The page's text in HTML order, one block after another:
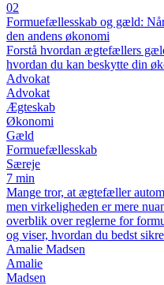
02
Formuefællesskab og gæld:
den andens økonomi
Forstå hvordan ægtefællers
hvordan du kan beskytte din
Advokat
Advokat
Ægteskab
Økonomi
Gæld
Formuefællesskab
Særeje
7 min
Mange tror, at ægtefæller
men virkeligheden er mere
overblik over reglerne for
og viser, hvordan du bedst
Amalie Madsen
Amalie
Madsen